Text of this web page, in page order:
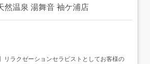
然温泉 湯舞音 袖ケ浦店
リラクゼーションセラピストとしてお客様の